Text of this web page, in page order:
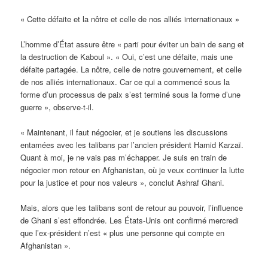
« Cette défaite et la nôtre et celle de nos alliés internationaux »
L’homme d’État assure être « parti pour éviter un bain de sang et
la destruction de Kaboul ». « Oui, c’est une défaite, mais une
défaite partagée. La nôtre, celle de notre gouvernement, et celle
de nos alliés internationaux. Car ce qui a commencé sous la
forme d’un processus de paix s’est terminé sous la forme d’une
guerre », observe-t-il.
« Maintenant, il faut négocier, et je soutiens les discussions
entamées avec les talibans par l’ancien président Hamid Karzaï.
Quant à moi, je ne vais pas m’échapper. Je suis en train de
négocier mon retour en Afghanistan, où je veux continuer la lutte
pour la justice et pour nos valeurs », conclut Ashraf Ghani.
Mais, alors que les talibans sont de retour au pouvoir, l’influence
de Ghani s’est effondrée. Les États-Unis ont confirmé mercredi
que l’ex-président n’est « plus une personne qui compte en
Afghanistan ».